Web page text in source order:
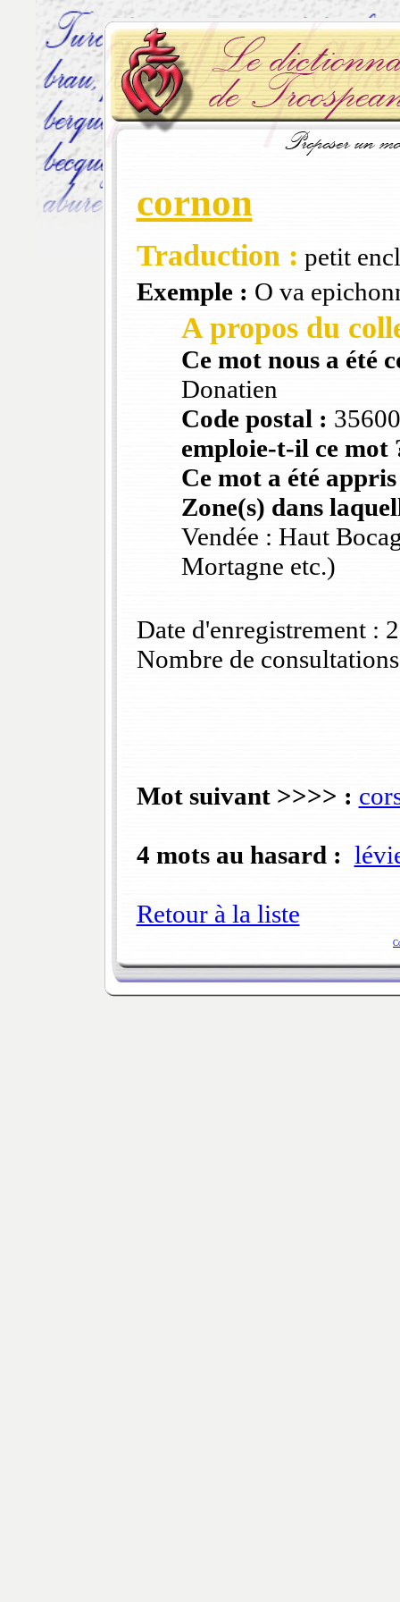
cornon
Traduction : petit
Exemple : O va
A propos du
Ce mot nous a été
Donatien
Code postal :
emploie-t-il ce mot
Ce mot a été
Zone(s) dans
Vendée : Haut
Mortagne etc.)
Date d'enregistrement :
Nombre de
Mot suivant >>>> :
4 mots au hasard :
Retour à la liste